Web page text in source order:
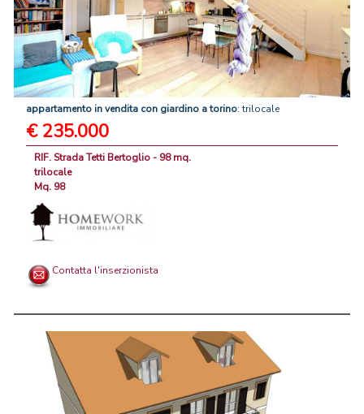
appartamento invendita con giardino atorino: trilocale
€ 235.000
RIF. Strada Tetti Bertoglio - 98 mq.
trilocale
Mq. 98
Contatta l'inserzionista